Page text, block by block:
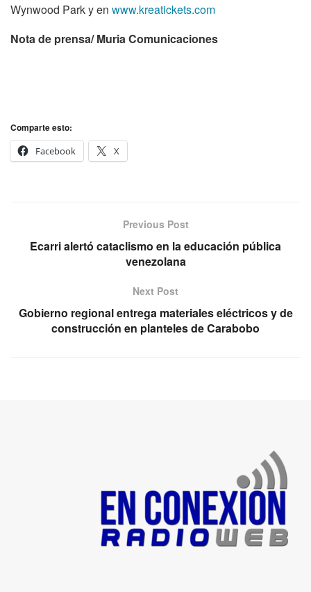
Wynwood Park y en www.kreatickets.com
Nota de prensa/ Muria Comunicaciones
Comparte esto:
Facebook
X
Previous Post
Ecarri alertó cataclismo en la educación pública
venezolana
Next Post
Gobierno regional entrega materiales eléctricos y de
construcción en planteles de Carabobo